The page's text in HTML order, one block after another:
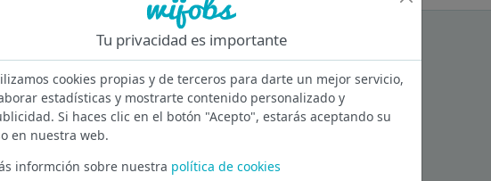
Ver más ofertas
Tu privacidad es importante
cookies propias y de terceros para darte un mejor servicio,
estadísticas y mostrarte contenido personalizado y
Si haces clic en el botón "Acepto", estarás aceptando su
en nuestra web.
informción sobre nuestra política de cookies